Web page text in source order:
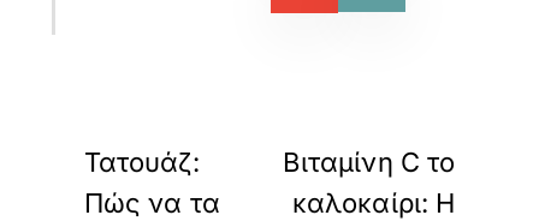
Τατουάζ:
Πώς να τα
Bιταμίνη C το
καλοκαίρι: Η